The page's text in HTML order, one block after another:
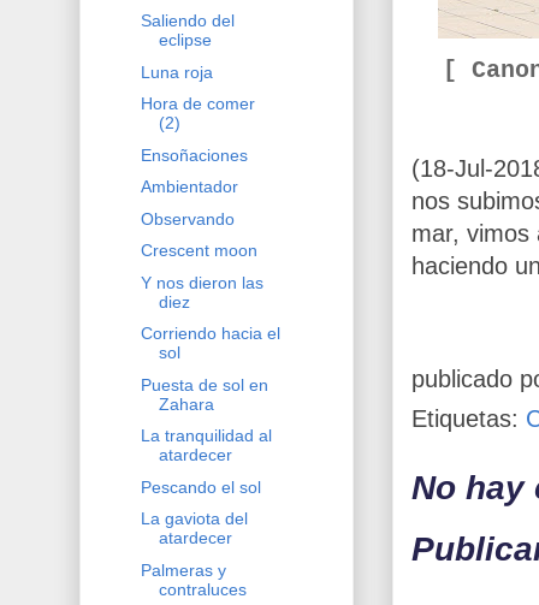
[
(18-Jul-
nos
mar, vimos
haciendo
publicado
Etiquetas:
No hay
Saliendo del
eclipse
Luna roja
Hora de comer
(2)
Ensoñaciones
Ambientador
Observando
Crescent moon
Y nos dieron las
diez
Corriendo hacia el
sol
Puesta de sol en
Zahara
La tranquilidad al
atardecer
Pescando el sol
La gaviota del
atardecer
Palmeras y
contraluces